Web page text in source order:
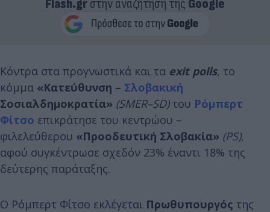
Flash.grστην αναζήτηση της Google
Κόντρα στα προγνωστικά και τα exit polls, το
κόμμα «Κατεύθυνση – Σλοβακική
Σοσιαλδημοκρατία» (SMER–SD) του Ρόμπερτ
Φίτσο επικράτησε του κεντρώου –
φιλελεύθερου «Προοδευτική Σλοβακία» (PS),
αφού συγκέντρωσε σχεδόν 23% έναντι 18% της
δεύτερης παράταξης.
Ο Ρόμπερτ Φίτσο εκλέγεται Πρωθυπουργός της